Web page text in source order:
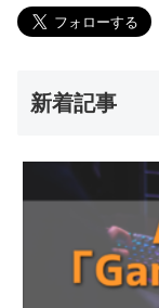
新着記事